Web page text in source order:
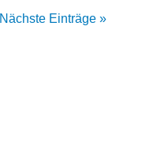
Nächste Einträge »